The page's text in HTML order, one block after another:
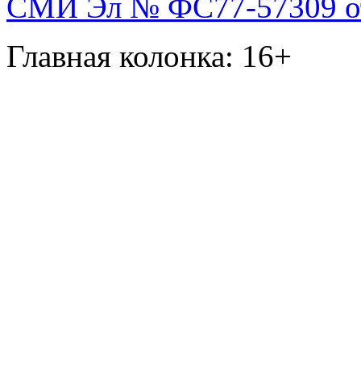
Главная колонка: 16+